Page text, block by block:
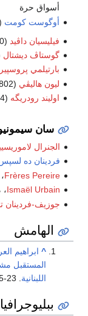
أسواق حرة
أوگوست كومت
فيليسيان داڤيد (1810–1876), مؤلف موسيقي
گوستاڤ ديشتال
بارتيلمي پروسپير
ليون هاليڤي (1802–1833), مؤرخ
اوليند رودريگه (1794–1851)، مصرفي وعالم رياضيات
سان
الجنرال
فردينان ده
Frères Pereire
Ismaël Urbain،
جوزيف-فردينان
الهامش
^ ابراهيم
المستقبل
اللبنانية
23
ببليوجرافيا